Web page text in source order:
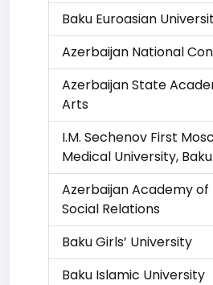
Baku Euroasian
Azerbaijan National
Azerbaijan State
Arts
I.M. Sechenov First
Medical University, Baku
Azerbaijan Academy of
Social Relations
Baku Girls’ University
Baku Islamic University